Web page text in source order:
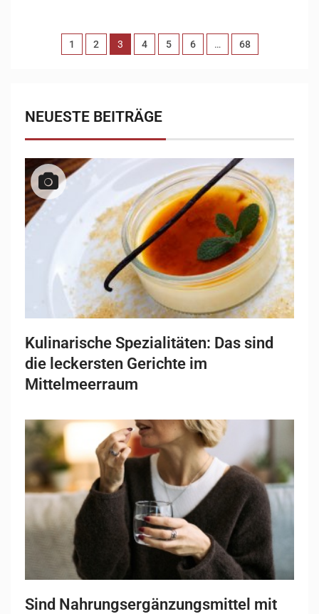
1 2 3 4 5 6 … 68
NEUESTE BEITRÄGE
Kulinarische Spezialitäten: Das sind
die leckersten Gerichte im
Mittelmeerraum
Sind Nahrungsergänzungsmittel mit